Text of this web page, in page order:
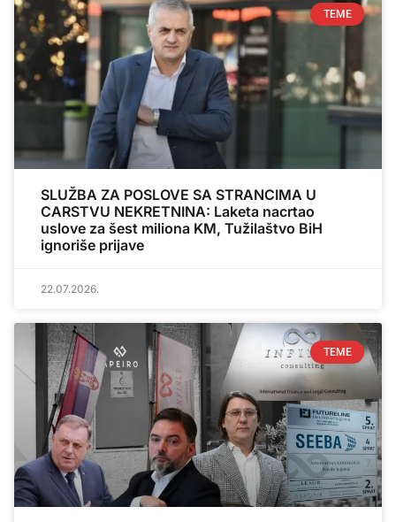
TEME
SLUŽBA ZA POSLOVE SA STRANCIMA U
CARSTVU NEKRETNINA: Laketa nacrtao
uslove za šest miliona KM, Tužilaštvo BiH
ignoriše prijave
22.07.2026.
TEME